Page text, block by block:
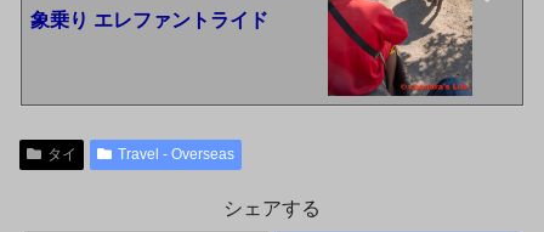
象乗り エレファントライド
タイ Travel - Overseas
シェアする